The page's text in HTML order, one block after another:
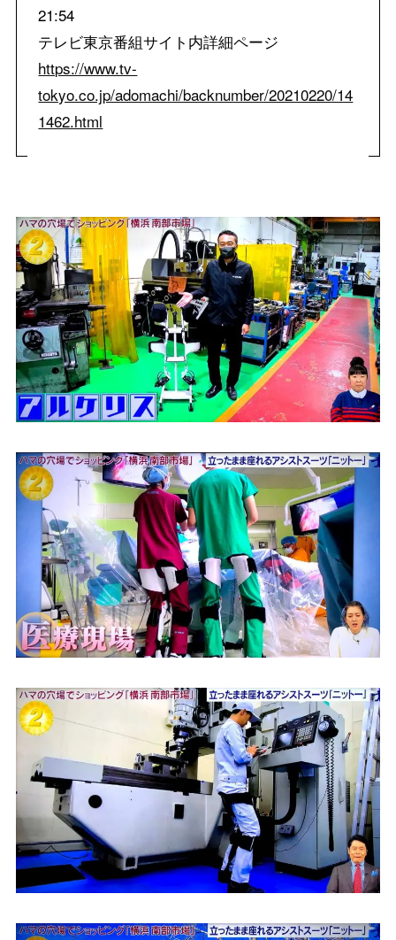
21:54
テレビ東京番組サイト内詳細ページ
https://www.tv-
tokyo.co.jp/adomachi/backnumber/20210220/14
1462.html